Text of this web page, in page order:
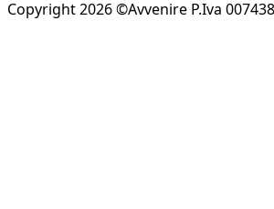
Copyright 2026 ©Avvenire P.Iva